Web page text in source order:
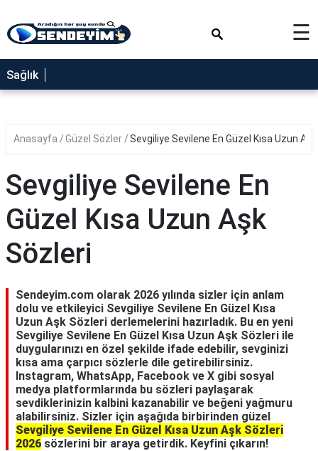
SAĞLIK
NEDİR
YEMEK
RÜYA
TABİRLERİ
GEZİLECEK
YERLER
☰
Sağlık
Anasayfa Güzel Sözler Sevgiliye Sevilene En Güzel Kısa Uzun
Sevgiliye Sevilene En
Güzel Kısa Uzun Aşk
Sözleri
Sendeyim.com olarak 2026 yılında sizler için anlam
dolu ve etkileyici Sevgiliye Sevilene En Güzel Kısa
Uzun Aşk Sözleri derlemelerini hazırladık. Bu en yeni
Sevgiliye Sevilene En Güzel Kısa Uzun Aşk Sözleri ile
duygularınızı en özel şekilde ifade edebilir, sevginizi
kısa ama çarpıcı sözlerle dile getirebilirsiniz.
Instagram, WhatsApp, Facebook ve X gibi sosyal
medya platformlarında bu sözleri paylaşarak
sevdiklerinizin kalbini kazanabilir ve beğeni yağmuru
alabilirsiniz. Sizler için aşağıda birbirinden güzel
Sevgiliye Sevilene En Güzel Kısa Uzun Aşk Sözleri
2026 sözlerini bir araya getirdik. Keyfini çıkarın!